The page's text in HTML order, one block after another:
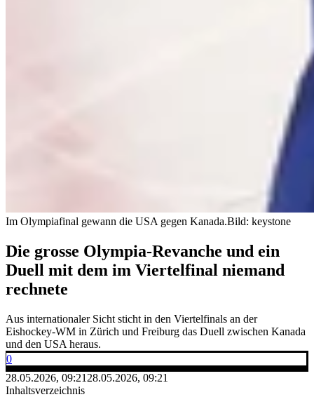
Im Olympiafinal gewann die USA gegen Kanada.Bild: keystone
Die grosse Olympia-Revanche und ein
Duell mit dem im Viertelfinal niemand
rechnete
Aus internationaler Sicht sticht in den Viertelfinals an der
Eishockey-WM in Zürich und Freiburg das Duell zwischen Kanada
und den USA heraus.
0
28.05.2026, 09:21 28.05.2026, 09:21
Inhaltsverzeichnis